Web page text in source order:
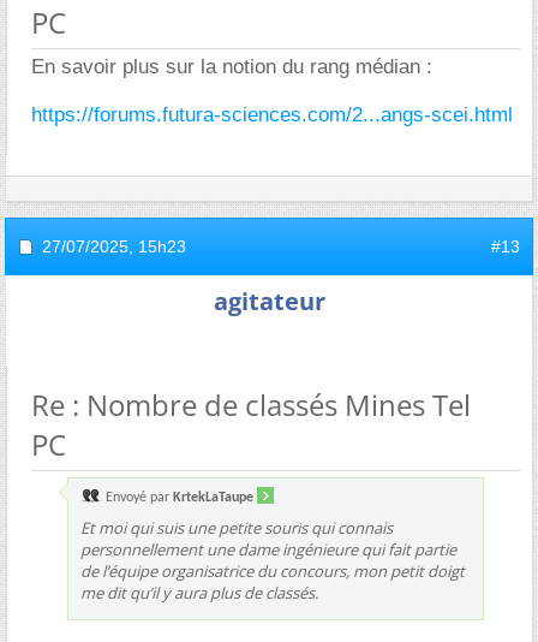
PC
En savoir plus sur la notion du rang médian :
https://forums.futura-sciences.com/2...angs-scei.html
27/07/2025, 15h23 #13
agitateur
Re : Nombre de classés Mines Tel
PC
Envoyé par KrtekLaTaupe
Et moi qui suis une petite souris qui connais
personnellement une dame ingénieure qui fait partie
de l’équipe organisatrice du concours, mon petit doigt
me dit qu’il y aura plus de classés.